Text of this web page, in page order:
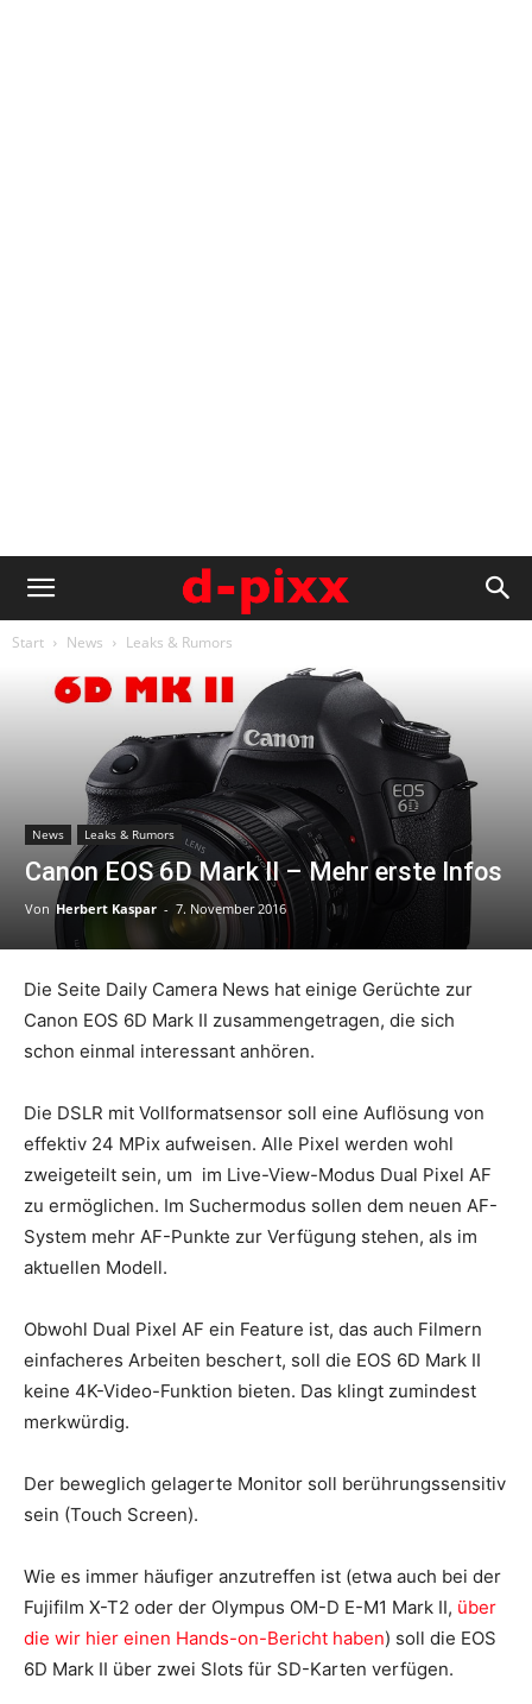
Start News Leaks & Rumors
News Leaks & Rumors
Canon EOS 6D Mark II – Mehr erste Infos
Von Herbert Kaspar - 7. November 2016
Die Seite Daily Camera News hat einige Gerüchte zur
Canon EOS 6D Mark II zusammengetragen, die sich
schon einmal interessant anhören.
Die DSLR mit Vollformatsensor soll eine Auflösung von
effektiv 24 MPix aufweisen. Alle Pixel werden wohl
zweigeteilt sein, um im Live-View-Modus Dual Pixel AF
zu ermöglichen. Im Suchermodus sollen dem neuen AF-
System mehr AF-Punkte zur Verfügung stehen, als im
aktuellen Modell.
Obwohl Dual Pixel AF ein Feature ist, das auch Filmern
einfacheres Arbeiten beschert, soll die EOS 6D Mark II
keine 4K-Video-Funktion bieten. Das klingt zumindest
merkwürdig.
Der beweglich gelagerte Monitor soll berührungssensitiv
sein (Touch Screen).
Wie es immer häufiger anzutreffen ist (etwa auch bei der
Fujifilm X-T2 oder der Olympus OM-D E-M1 Mark II, über
die wir hier einen Hands-on-Bericht haben) soll die EOS
6D Mark II über zwei Slots für SD-Karten verfügen.